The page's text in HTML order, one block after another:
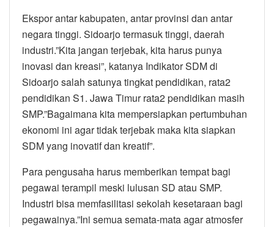
Ekspor antar kabupaten, antar provinsi dan antar
negara tinggi. Sidoarjo termasuk tinggi, daerah
industri.”Kita jangan terjebak, kita harus punya
inovasi dan kreasi”, katanya Indikator SDM di
Sidoarjo salah satunya tingkat pendidikan, rata2
pendidikan S1. Jawa Timur rata2 pendidikan masih
SMP.”Bagaimana kita mempersiapkan pertumbuhan
ekonomi ini agar tidak terjebak maka kita siapkan
SDM yang inovatif dan kreatif”.
Para pengusaha harus memberikan tempat bagi
pegawai terampil meski lulusan SD atau SMP.
Industri bisa memfasilitasi sekolah kesetaraan bagi
pegawainya.”Ini semua semata-mata agar atmosfer